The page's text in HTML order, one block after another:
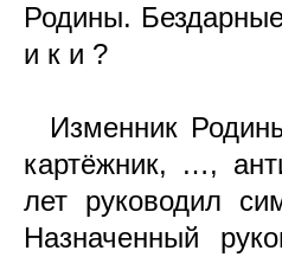
Родины.
и к и ?
Изменник
картёжник, …,
лет руководил
Назначенный